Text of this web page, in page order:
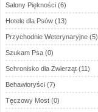
Salony Piękności (6)
Hotele dla Psów (13)
Przychodnie Weterynaryjne (5)
Szukam Psa (0)
Schronisko dla Zwierząt (11)
Behawioryści (7)
Tęczowy Most (0)